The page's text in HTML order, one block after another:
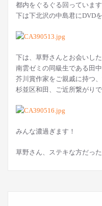
都内をぐるぐる回っています
下は下北沢の中島君にDVD
下は、草野さんとお会いし
南雲ゼミの同級生である田
芥川賞作家をご親戚に持つ、
杉並区和田、ご近所繋がり
みんな濃過ぎます！
草野さん、ステキな方だった